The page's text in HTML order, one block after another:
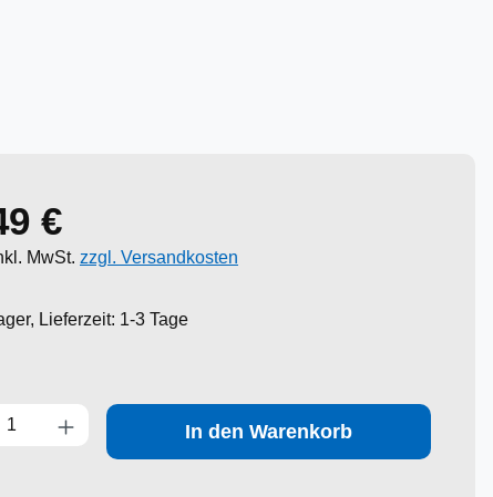
Preis:
€
MwSt. zzgl. Versandkosten
Lieferzeit: 1-3 Tage
Gib den gewünschten Wert ein oder benutze die Schaltflächen um die
In den Warenkorb